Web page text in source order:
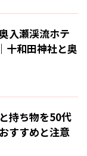
入瀬渓流ホテ
十和田神社と奥
持ち物を50代
すすめと注意